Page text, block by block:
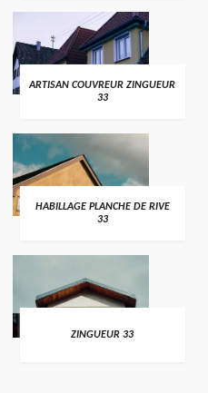
ARTISAN COUVREUR ZINGUEUR
33
HABILLAGE PLANCHE DE RIVE
33
ZINGUEUR 33